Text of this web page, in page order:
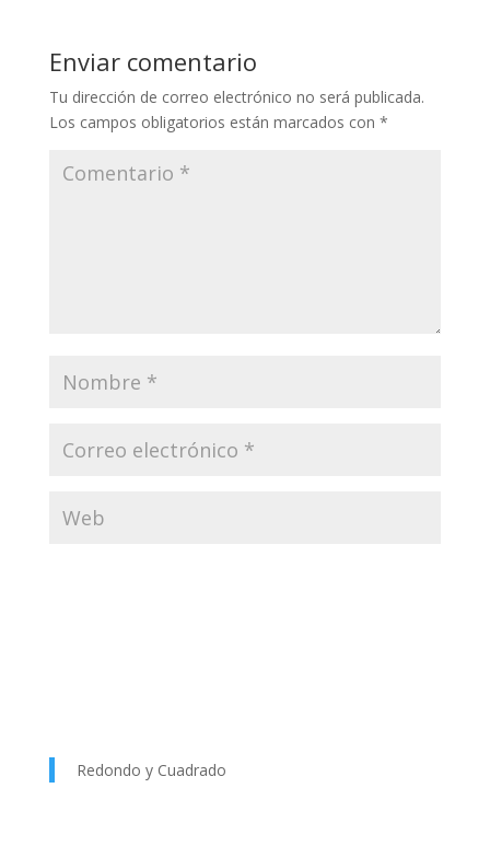
Enviar comentario
Tu dirección de correo electrónico no será publicada.
Los campos obligatorios están marcados con *
Redondo y Cuadrado